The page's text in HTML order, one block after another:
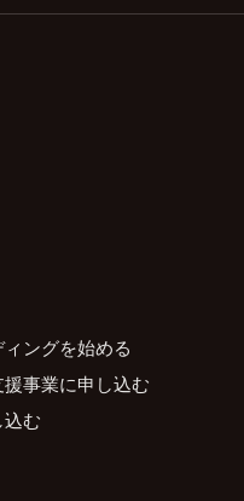
ングを始める
事業に申し込む
む